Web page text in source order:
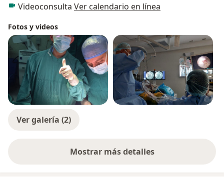
Videoconsulta Ver calendario en línea
Fotos y videos
Ver galería (2)
Mostrar más detalles
sobre la experiencia